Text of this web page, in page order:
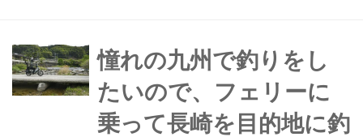
す。乗車時にはライディングに適し
た、プロテクター入りのも...
憧れの九州で釣りをし
たいので、フェリーに
乗って長崎を目的地に釣